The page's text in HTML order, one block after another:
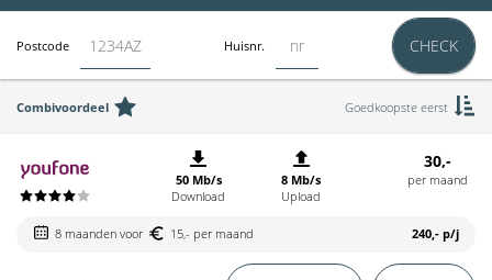
Postcode Huisnr. CHECK
Combivoordeel Goedkoopste eerst
50 Mb/s
Download
8 Mb/s
Upload
30,-
per maand
8 maanden voor 15,- per maand 240,- p/j